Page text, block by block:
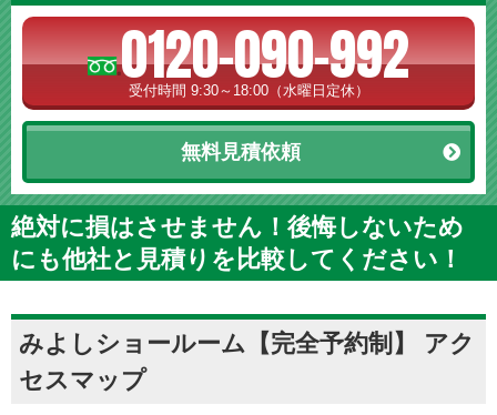
0120-090-992
受付時間 9:30～18:00（水曜日定休）
無料見積依頼
絶対に損はさせません！後悔しないため
にも他社と見積りを比較してください！
みよしショールーム【完全予約制】 アク
セスマップ